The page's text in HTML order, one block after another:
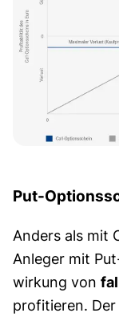
Put-
Anders als mit
Anleger mit
wirkung von
profi­tieren.